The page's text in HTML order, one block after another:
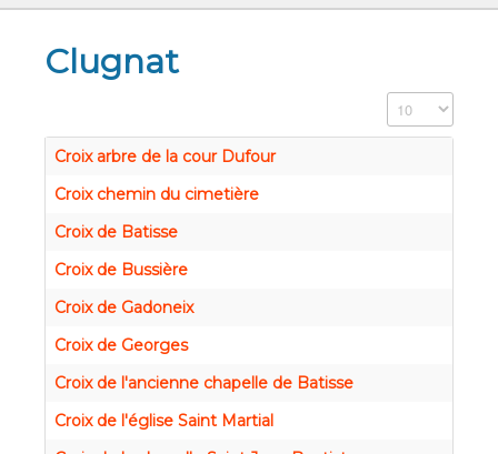
Clugnat
Affichage #
Croix arbre de la cour Dufour
Croix chemin du cimetière
Croix de Batisse
Croix de Bussière
Croix de Gadoneix
Croix de Georges
Croix de l'ancienne chapelle de Batisse
Croix de l'église Saint Martial